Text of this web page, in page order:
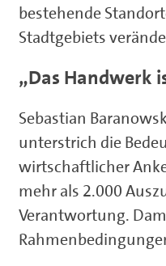
bestehende
Stadtgebiets
„Das Handwerk
Sebastian
unterstrich die
wirtschaftlicher
mehr als 2.000
Verantwortung.